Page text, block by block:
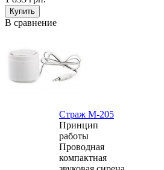
В сравнение
Страж М-205
Принцип
работы
Проводная
компактная